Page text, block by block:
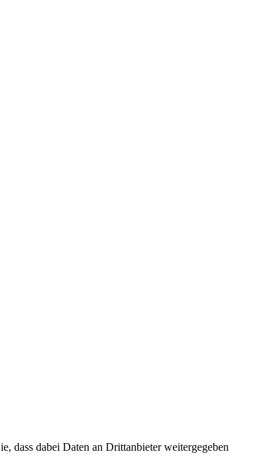
dass dabei Daten an Drittanbieter weitergegeben